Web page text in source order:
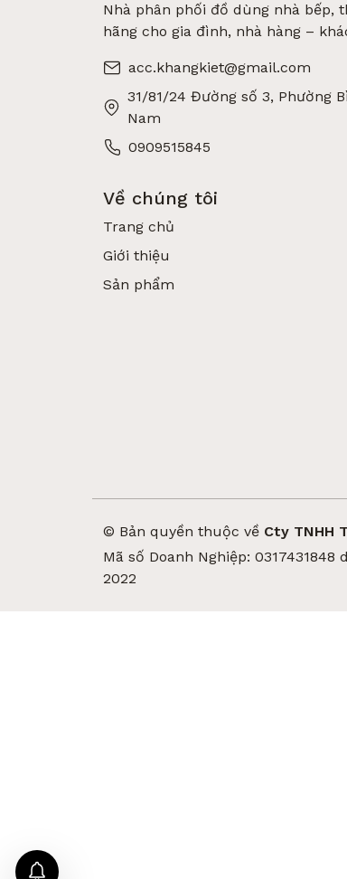
Nhà phân phối đồ dùng nhà bếp,
hãng cho gia đình, nhà hàng –
acc.khangkiet@gmail.com
31/81/24 Đường số 3, Phường
Nam
0909515845
Về chúng tôi
Trang chủ
Giới thiệu
Sản phẩm
© Bản quyền thuộc về Cty TNHH
Mã số Doanh Nghiệp:
2022